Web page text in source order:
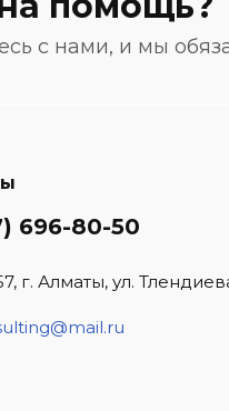
с нами, и мы
696-80-50
г. Алматы, ул.